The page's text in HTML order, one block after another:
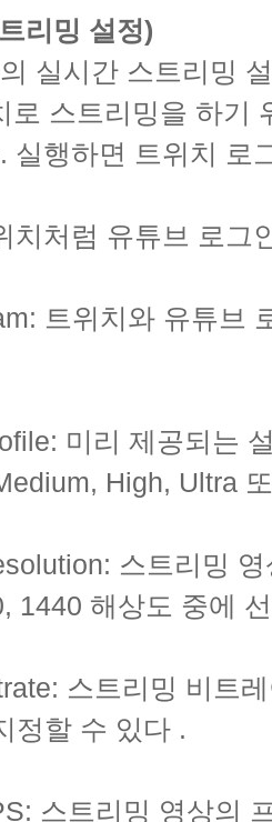
리밍 설정)
실시간 스트리밍
로 스트리밍을 하기
실행하면 트위치 로
치처럼 유튜브 로그
트위치와 유튜브
미리 제공되는
High, Ultra
스트리밍
1440 해상도 중에
스트리밍 비트
정할 수 있다 .
스트리밍 영상의